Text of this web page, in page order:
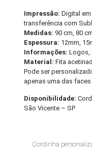
Impressão: Digital
transferência com
Medidas: 90 cm, 80
Espessura: 12mm,
Informações:Logos,
Material: Fita
Pode ser
apenas uma das faces
Disponibilidade:
São Vicente – SP
Cordinha